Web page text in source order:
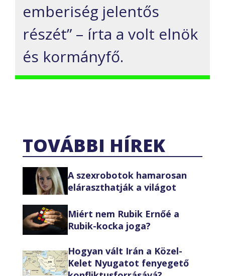
emberiség jelentős
részét” – írta a volt elnök
és kormányfő.
TOVÁBBI HÍREK
A szexrobotok hamarosan
eláraszthatják a világot
Miért nem Rubik Ernőé a
Rubik-kocka joga?
Hogyan vált Irán a Közel-
Kelet Nyugatot fenyegető